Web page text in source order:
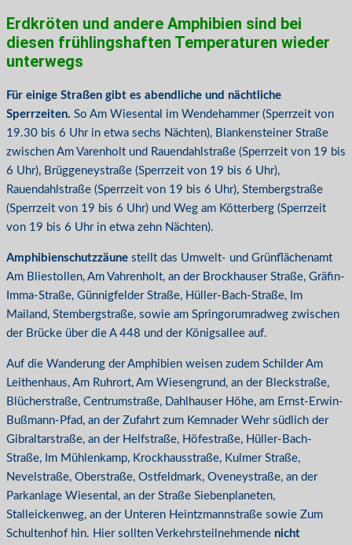
Erdkröten und andere Amphibien sind bei
diesen frühlingshaften Temperaturen wieder
unterwegs
Für einige Straßen gibt es abendliche und nächtliche
Sperrzeiten. So Am Wiesental im Wendehammer (Sperrzeit von
19.30 bis 6 Uhr in etwa sechs Nächten), Blankensteiner Straße
zwischen Am Varenholt und Rauendahlstraße (Sperrzeit von 19 bis
6 Uhr), Brüggeneystraße (Sperrzeit von 19 bis 6 Uhr),
Rauendahlstraße (Sperrzeit von 19 bis 6 Uhr), Stembergstraße
(Sperrzeit von 19 bis 6 Uhr) und Weg am Kötterberg (Sperrzeit
von 19 bis 6 Uhr in etwa zehn Nächten).
Amphibienschutzzäune stellt das Umwelt- und Grünflächenamt
Am Bliestollen, Am Vahrenholt, an der Brockhauser Straße, Gräfin-
Imma-Straße, Günnigfelder Straße, Hüller-Bach-Straße, Im
Mailand, Stembergstraße, sowie am Springorumradweg zwischen
der Brücke über die A 448 und der Königsallee auf.
Auf die Wanderung der Amphibien weisen zudem Schilder Am
Leithenhaus, Am Ruhrort, Am Wiesengrund, an der Bleckstraße,
Blücherstraße, Centrumstraße, Dahlhauser Höhe, am Ernst-Erwin-
Bußmann-Pfad, an der Zufahrt zum Kemnader Wehr südlich der
Gibraltarstraße, an der Helfstraße, Höfestraße, Hüller-Bach-
Straße, Im Mühlenkamp, Krockhausstraße, Kulmer Straße,
Nevelstraße, Oberstraße, Ostfeldmark, Oveneystraße, an der
Parkanlage Wiesental, an der Straße Siebenplaneten,
Stalleickenweg, an der Unteren Heintzmannstraße sowie Zum
Schultenhof hin. Hier sollten Verkehrsteilnehmende nicht